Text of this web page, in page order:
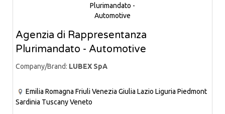
Agenzia di Rappresentanza
Plurimandato - Automotive
Company/Brand: LUBEX SpA
Emilia Romagna Friuli Venezia Giulia Lazio Liguria Piedmont
Sardinia TuscanyVeneto